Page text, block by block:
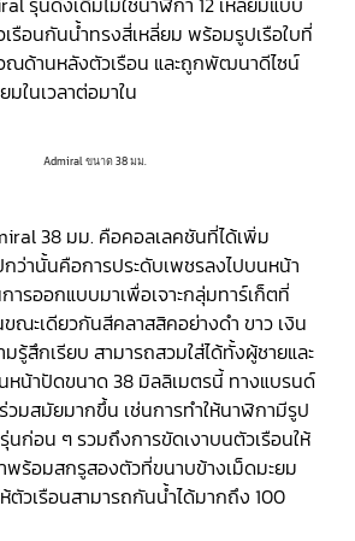
รือนกันน้ำทรงสี่เหลี่ยม พร้อมรูปเรือใบที่
ณด้านหลังตัวเรือน และถูกพัฒนาดีไซน์
มในเวลาต่อมาใน
38 มม. คือคอลเลคชันที่ได้เพิ่ม
กว่านั้นคือการประดับเพชรลงไปบนหน้า
ารออกแบบมาเพื่อเจาะกลุ่มทาร์เก็ตที่
ณะเดียวกันสีคลาสสิคอย่างดำ ขาว เงิน
รู้สึกเรียบ สามารถสวมใส่ได้ทั้งผู้ชายและ
น้าปัดขนาด 38 มิลลิเมตรนี้ ทางแบรนด์
วมสมัยมากขึ้น เช่นการทำให้นาฬิกามีรูป
นก่อน ๆ รวมถึงการขัดเงาบนตัวเรือนให้
ร้อมสกรูสองตัวที่ขนาบข้างเม็ดมะยม
ตัวเรือนสามารถกันน้ำได้มากถึง 100